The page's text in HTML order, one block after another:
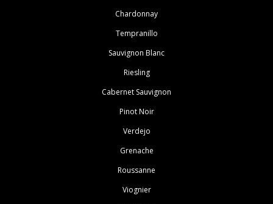
Chardonnay
Tempranillo
Sauvignon Blanc
Riesling
Cabernet Sauvignon
Pinot Noir
Verdejo
Grenache
Roussanne
Viognier